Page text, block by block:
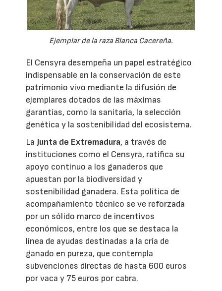
Ejemplar de la raza Blanca Cacereña.
El Censyra desempeña un papel estratégico
indispensable en la conservación de este
patrimonio vivo mediante la difusión de
ejemplares dotados de las máximas
garantías, como la sanitaria, la selección
genética y la sostenibilidad del ecosistema.
LaJunta de Extremadura, a través de
instituciones como el Censyra, ratifica su
apoyo continuo a los ganaderos que
apuestan por la biodiversidad y
sostenibilidad ganadera. Esta política de
acompañamiento técnico se ve reforzada
por un sólido marco de incentivos
económicos, entre los que se destaca la
línea de ayudas destinadas a la cría de
ganado en pureza, que contempla
subvenciones directas de hasta 600 euros
por vaca y 75 euros por cabra.